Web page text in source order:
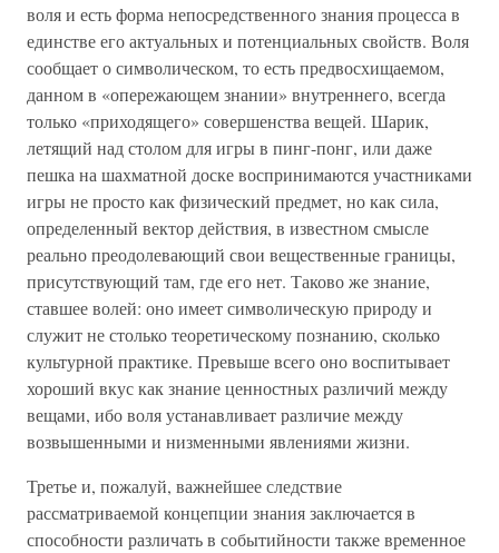
воля и есть форма непосредственного знания процесса в
единстве его актуальных и потенциальных свойств. Воля
сообщает о символическом, то есть предвосхищаемом,
данном в «опережающем знании» внутреннего, всегда
только «приходящего» совершенства вещей. Шарик,
летящий над столом для игры в пинг-понг, или даже
пешка на шахматной доске воспринимаются участниками
игры не просто как физический предмет, но как сила,
определенный вектор действия, в известном смысле
реально преодолевающий свои вещественные границы,
присутствующий там, где его нет. Таково же знание,
ставшее волей: оно имеет символическую природу и
служит не столько теоретическому познанию, сколько
культурной практике. Превыше всего оно воспитывает
хороший вкус как знание ценностных различий между
вещами, ибо воля устанавливает различие между
возвышенными и низменными явлениями жизни.
Третье и, пожалуй, важнейшее следствие
рассматриваемой концепции знания заключается в
способности различать в событийности также временное